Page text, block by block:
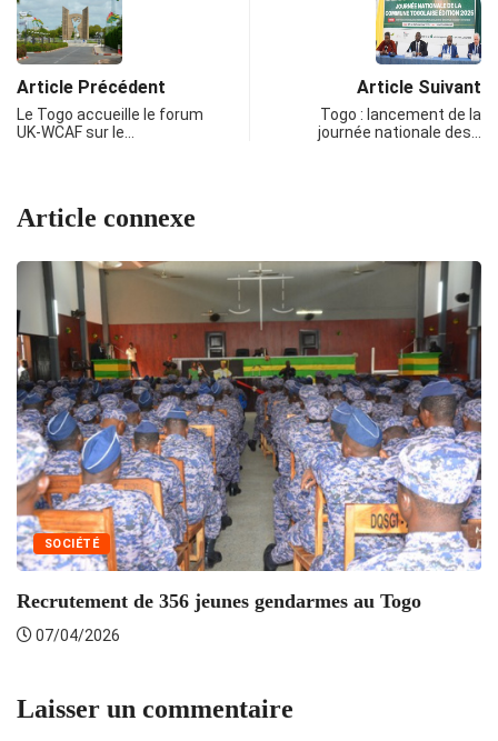
Article Précédent
Le Togo accueille le forum
UK-WCAF sur le…
Article Suivant
Togo : lancement de la
journée nationale des…
Article connexe
SOCIÉTÉ
Recrutement de 356 jeunes gendarmes au Togo
07/04/2026
Laisser un commentaire